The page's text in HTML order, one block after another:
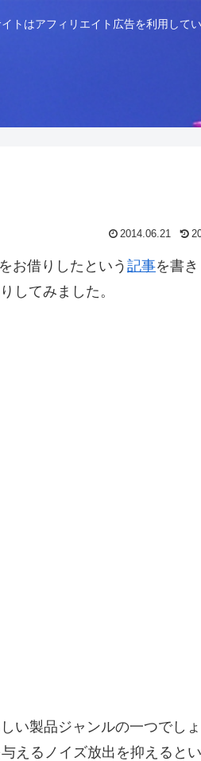
トはアフィリエイト広告を利用して
2014.06.21
お借りしたという 記事を書
してみました。
い製品ジャンルの一つでしょ
えるノイズ放出を抑えると